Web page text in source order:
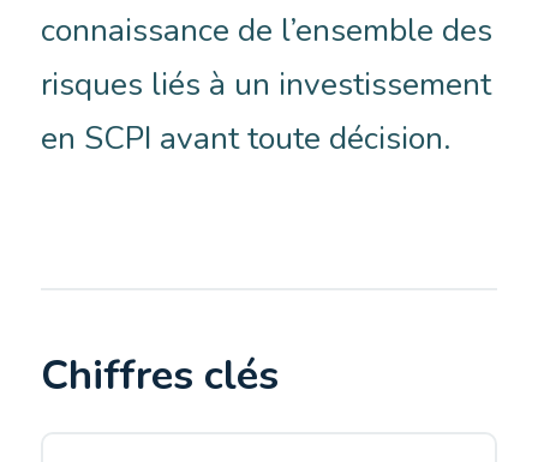
connaissance de l’ensemble des
risques liés à un investissement
en SCPI avant toute décision.
Chiffres clés